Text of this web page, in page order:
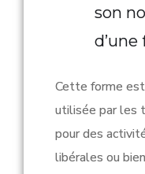
son
d’une
Cette forme est
utilisée par les
pour des
libérales ou